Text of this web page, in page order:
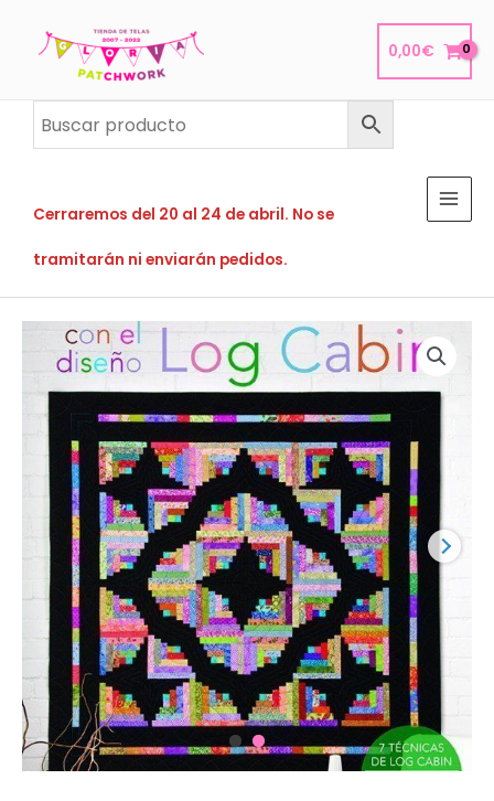
0,00€
Cerraremos del 20 al 24 de abril. No se
tramitarán ni enviarán pedidos.